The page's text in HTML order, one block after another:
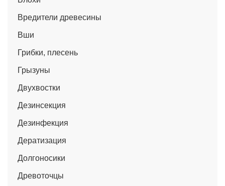
Вредители древесины
Вши
Грибки, плесень
Грызуны
Двухвостки
Дезинсекция
Дезинфекция
Дератизация
Долгоносики
Древоточцы